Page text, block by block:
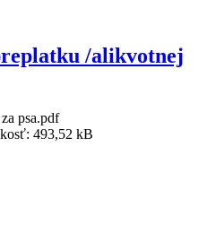
/alikvotnej
psa.pdf
493,52 kB